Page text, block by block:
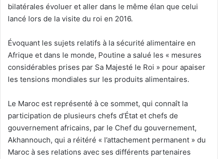
bilatérales évoluer et aller dans le même élan que celui
lancé lors de la visite du roi en 2016.
Évoquant les sujets relatifs à la sécurité alimentaire en
Afrique et dans le monde, Poutine a salué les « mesures
considérables prises par Sa Majesté le Roi » pour apaiser
les tensions mondiales sur les produits alimentaires.
Le Maroc est représenté à ce sommet, qui connaît la
participation de plusieurs chefs d’État et chefs de
gouvernement africains, par le Chef du gouvernement,
Akhannouch, qui a réitéré « l’attachement permanent » du
Maroc à ses relations avec ses différents partenaires